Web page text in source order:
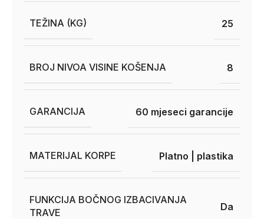
TEŽINA (KG) 25
BROJ NIVOA VISINE KOŠENJA 8
GARANCIJA 60 mjeseci garancije
MATERIJAL KORPE Platno | plastika
FUNKCIJA BOČNOG IZBACIVANJA
TRAVE
Da